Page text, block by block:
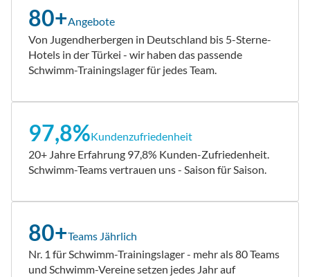
80+Angebote
Von Jugendherbergen in Deutschland bis 5-Sterne-
Hotels in der Türkei - wir haben das passende
Schwimm-Trainingslager für jedes Team.
97,8%Kundenzufriedenheit
20+ Jahre Erfahrung 97,8% Kunden-Zufriedenheit.
Schwimm-Teams vertrauen uns - Saison für Saison.
80+Teams Jährlich
Nr. 1 für Schwimm-Trainingslager - mehr als 80 Teams
und Schwimm-Vereine setzen jedes Jahr auf